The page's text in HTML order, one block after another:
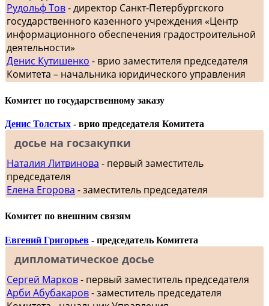
Рудольф Тов- директор Санкт-Петербургского
государственного казенного учреждения «Центр
информационного обеспечения градостроительной
деятельности»
Денис Кутишенко - врио заместителя председателя
Комитета – начальника юридического управления
Комитет по государственному заказу
Денис Толстых - врио председателя Комитета
досье на госзакупки
Наталия Литвинова - первый заместитель
председателя
Елена Егорова - заместитель председателя
Комитет по внешним связям
Евгений Григорьев - председатель Комитета
дипломатическое досье
Сергей Марков- первый заместитель председателя
Арби Абубакаров- заместитель председателя